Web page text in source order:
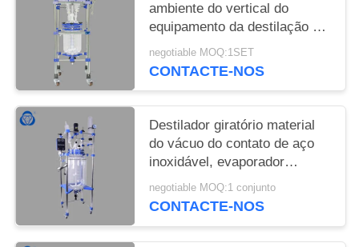
ambiente do vertical do
equipamento da destilação de
vácuo
negotiable MOQ:1SET
CONTACTE-NOS
Destilador giratório material
do vácuo do contato de aço
inoxidável, evaporador
giratório do laboratório
negotiable MOQ:1 conjunto
CONTACTE-NOS